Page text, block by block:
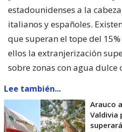
estadounidenses a la
italianos y españoles.
que superan el tope del
ellos la extranjerización
sobre zonas con agua dulce
Lee también...
Arauco
Valdivia